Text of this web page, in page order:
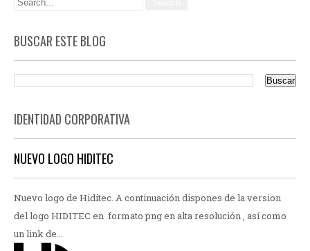
BUSCAR ESTE BLOG
IDENTIDAD CORPORATIVA
NUEVO LOGO HIDITEC
Nuevo logo de Hiditec. A continuación dispones de la version
del logo HIDITEC en formato png en alta resolución , así como
un link de...